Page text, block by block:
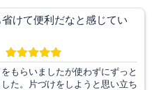
けて便利だなと感じてい
もらいましたが使わずにずっと
た。片づけをしようと思い立ち